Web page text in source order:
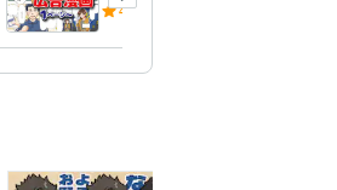
読んでもらいやすい漫画をお
4.9